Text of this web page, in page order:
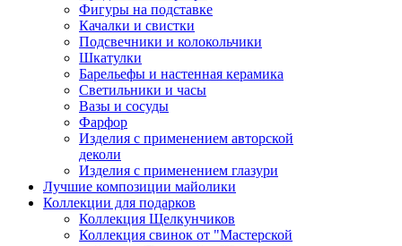
Фигуры на подставке
Качалки и свистки
Подсвечники и колокольчики
Шкатулки
Барельефы и настенная керамика
Светильники и часы
Вазы и сосуды
Фарфор
Изделия с применением авторской
деколи
Изделия с применением глазури
Лучшие композиции майолики
Коллекции для подарков
Коллекция Щелкунчиков
Коллекция свинок от "Мастерской